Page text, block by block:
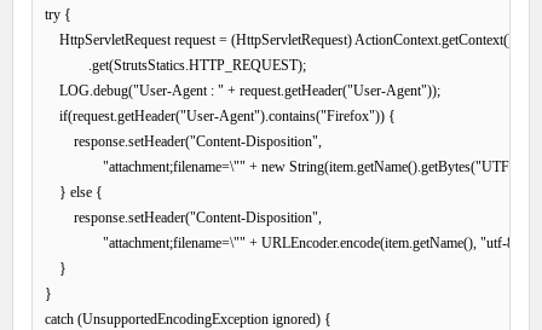
try {
    HttpServletRequest request = (HttpServletRequest) ActionContext.getContext()
            .get(StrutsStatics.HTTP_REQUEST);
    LOG.debug("User-Agent : " + request.getHeader("User-Agent"));
    if(request.getHeader("User-Agent").contains("Firefox")) {
        response.setHeader("Content-Disposition",
"attachment;filename=\"" + new String(item.getName().getBytes("UTF-
    } else {
        response.setHeader("Content-Disposition",
"attachment;filename=\"" + URLEncoder.encode(item.getName(), "utf-8") +
    }
}
catch (UnsupportedEncodingException ignored) {